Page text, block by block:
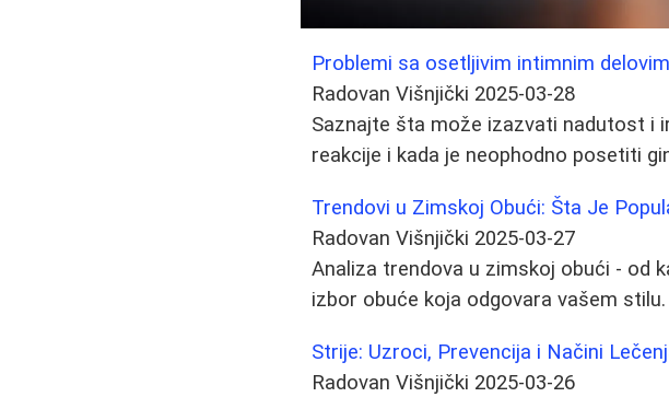
Problemi sa osetljivim intimnim
Radovan Višnjički 2025-03-28
Saznajte šta može izazvati nadutost i
reakcije i kada je neophodno posetiti
Trendovi u Zimskoj Obući: Šta Je
Radovan Višnjički 2025-03-27
Analiza trendova u zimskoj obući - od
izbor obuće koja odgovara vašem stilu.
Strije: Uzroci, Prevencija i Načini
Radovan Višnjički 2025-03-26